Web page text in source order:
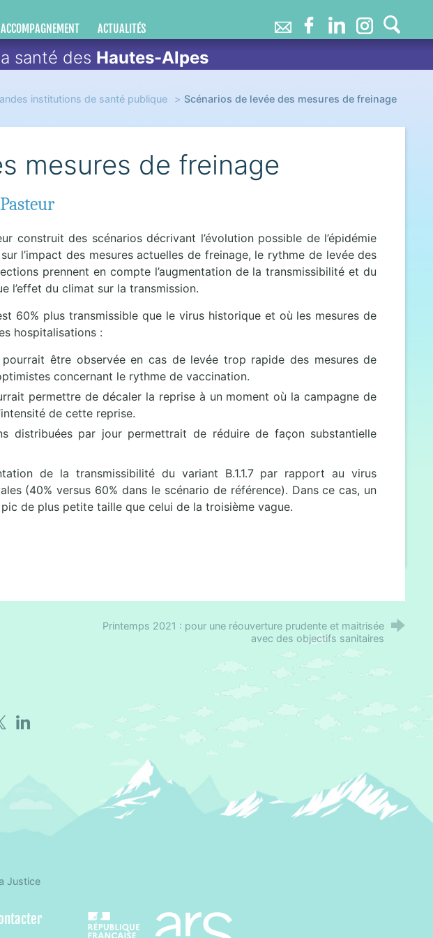
santé des Hautes-Alpes
ACCOMPAGNEMENT ACTUALITÉS
institutions de santé publique Scénarios de levée des mesures de freinage
mesures de freinage
construit des scénarios décrivant l’évolution possible de l’épidémie
l’impact des mesures actuelles de freinage, le rythme de levée des
prennent en compte l’augmentation de la transmissibilité et du
l’effet du climat sur la transmission.
60% plus transmissible que le virus historique et où les mesures de
hospitalisations :
être observée en cas de levée trop rapide des mesures de
concernant le rythme de vaccination.
permettre de décaler la reprise à un moment où la campagne de
de cette reprise.
distribuées par jour permettrait de réduire de façon substantielle
de la transmissibilité du variant B.1.1.7 par rapport au virus
(40% versus 60% dans le scénario de référence). Dans ce cas, un
de plus petite taille que celui de la troisième vague.
Printemps 2021 : pour une réouverture prudente et maitrisée
avec des objectifs sanitaires
sur Facebook
sur X
Partager sur LinkedIn
des Hautes-Alpes
Justice
Agence régionale de santé Paca